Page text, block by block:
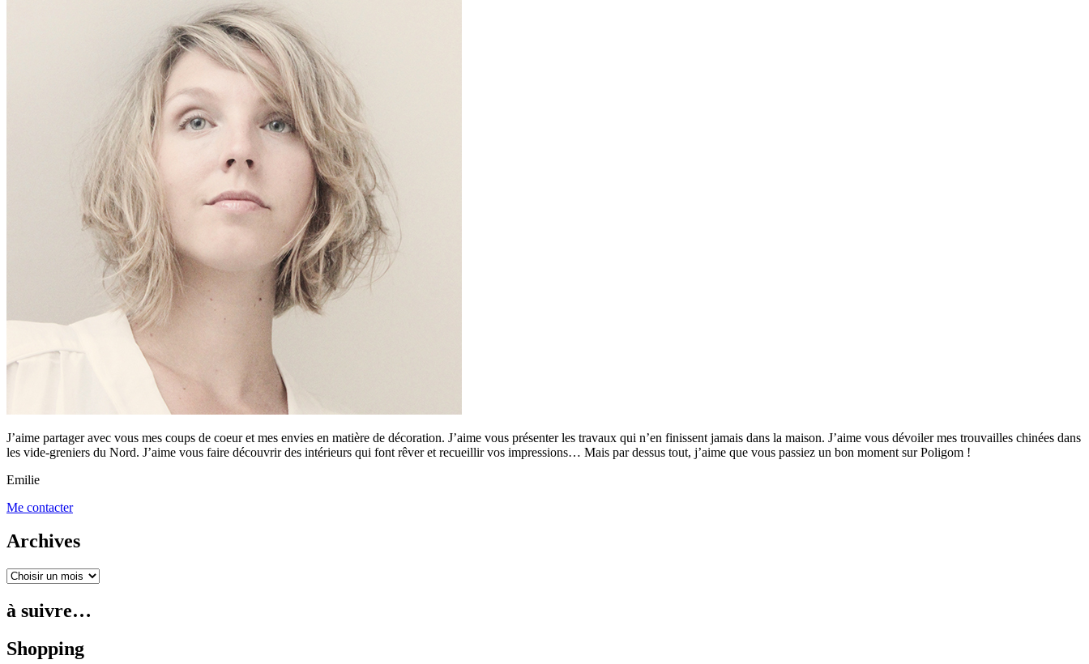
J’aime partager avec vous mes coups de coeur et mes envies en matière de décoration. J’aime vous présenter les travaux qui n’en finissent jamais dans la maison. J’aime vous dévoiler mes trouvailles chinées dans
les vide-greniers du Nord. J’aime vous faire découvrir des intérieurs qui font rêver et recueillir vos impressions… Mais par dessus tout, j’aime que vous passiez un bon moment sur Poligom !
Emilie
Me contacter
Archives
à suivre…
Shopping